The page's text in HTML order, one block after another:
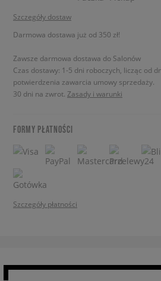
Szczegóły dostaw
Darmowa dostawa już od 350 zł!
Zawsze darmowa dostawa do Salonów
Czas dostawy: 1-5 dni roboczych, licząc od
potwierdzenia zawarcia umowy sprzedaży.
30 dni na zwrot. Zasady i warunki
FORMY PŁATNOŚCI
Szczegóły płatności